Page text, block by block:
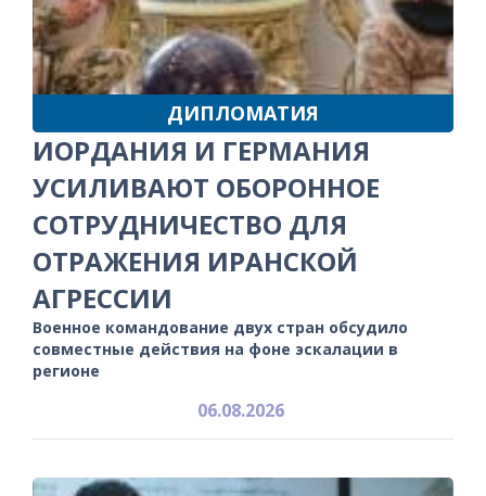
ДИПЛОМАТИЯ
ИОРДАНИЯ И ГЕРМАНИЯ
УСИЛИВАЮТ ОБОРОННОЕ
СОТРУДНИЧЕСТВО ДЛЯ
ОТРАЖЕНИЯ ИРАНСКОЙ
АГРЕССИИ
Военное командование двух стран обсудило
совместные действия на фоне эскалации в
регионе
06.08.2026